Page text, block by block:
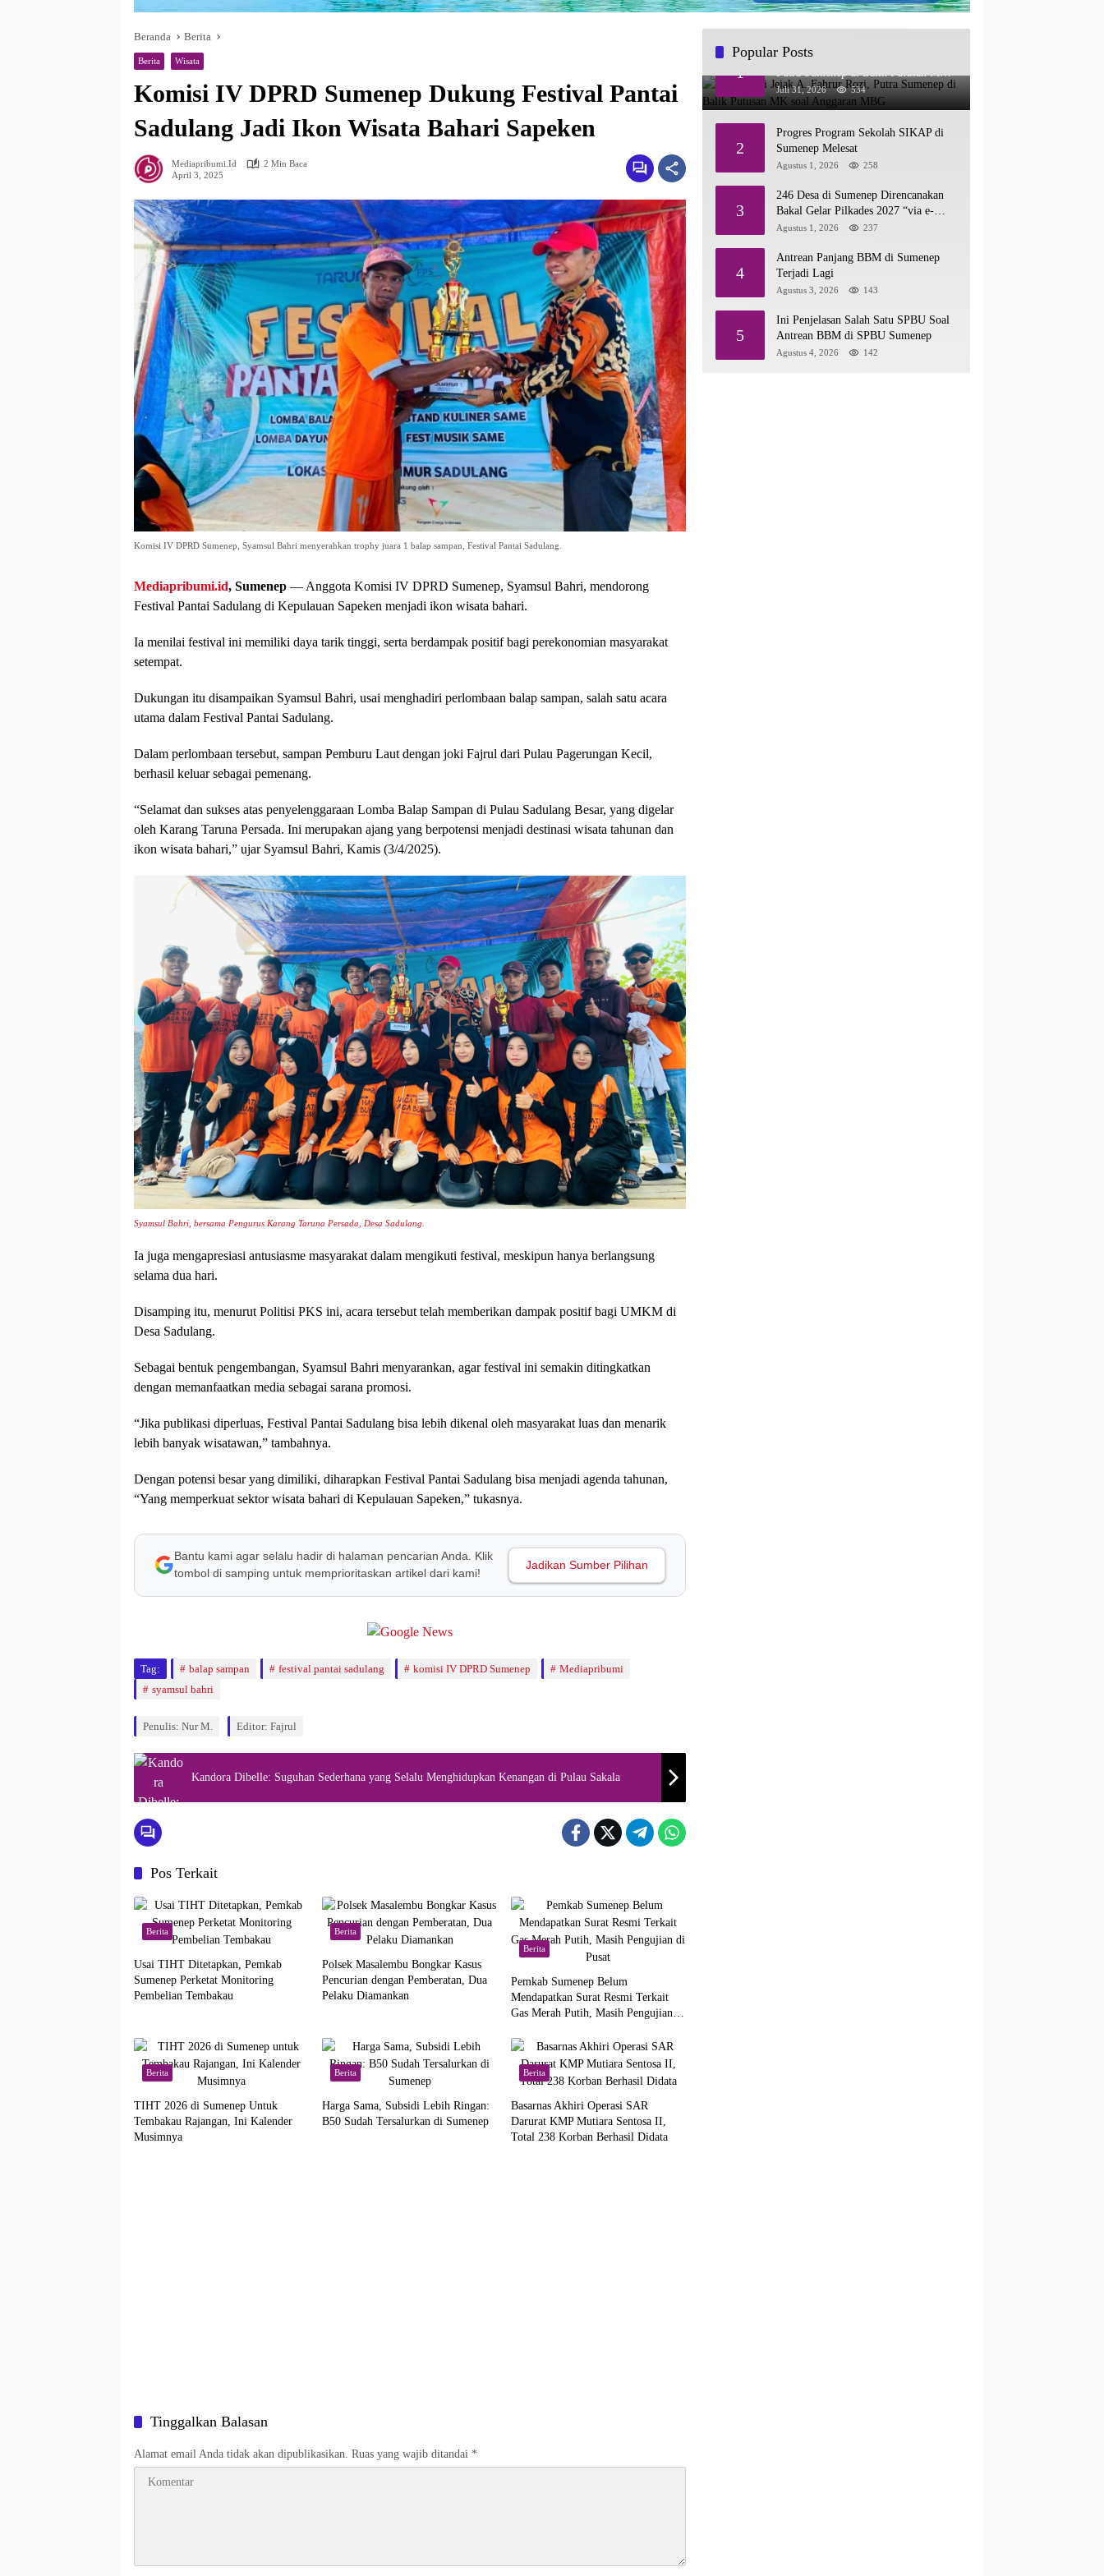
Beranda Berita
Berita Wisata
Komisi IV DPRD Sumenep Dukung Festival Pantai
Sadulang Jadi Ikon Wisata Bahari Sapeken
Mediapribumi.id
2 Min Baca
April 3, 2025
Komisi IV DPRD Sumenep, Syamsul Bahri menyerahkan trophy juara 1 balap sampan, Festival Pantai Sadulang.
Mediapribumi.id, Sumenep — Anggota Komisi IV DPRD Sumenep, Syamsul Bahri, mendorong
Festival Pantai Sadulang di Kepulauan Sapeken menjadi ikon wisata bahari.
Ia menilai festival ini memiliki daya tarik tinggi, serta berdampak positif bagi perekonomian masyarakat
setempat.
Dukungan itu disampaikan Syamsul Bahri, usai menghadiri perlombaan balap sampan, salah satu acara
utama dalam Festival Pantai Sadulang.
Dalam perlombaan tersebut, sampan Pemburu Laut dengan joki Fajrul dari Pulau Pagerungan Kecil,
berhasil keluar sebagai pemenang.
“Selamat dan sukses atas penyelenggaraan Lomba Balap Sampan di Pulau Sadulang Besar, yang digelar
oleh Karang Taruna Persada. Ini merupakan ajang yang berpotensi menjadi destinasi wisata tahunan dan
ikon wisata bahari,” ujar Syamsul Bahri, Kamis (3/4/2025).
Syamsul Bahri, bersama Pengurus Karang Taruna Persada, Desa Sadulang.
Ia juga mengapresiasi antusiasme masyarakat dalam mengikuti festival, meskipun hanya berlangsung
selama dua hari.
Disamping itu, menurut Politisi PKS ini, acara tersebut telah memberikan dampak positif bagi UMKM di
Desa Sadulang.
Sebagai bentuk pengembangan, Syamsul Bahri menyarankan, agar festival ini semakin ditingkatkan
dengan memanfaatkan media sebagai sarana promosi.
“Jika publikasi diperluas, Festival Pantai Sadulang bisa lebih dikenal oleh masyarakat luas dan menarik
lebih banyak wisatawan,” tambahnya.
Dengan potensi besar yang dimiliki, diharapkan Festival Pantai Sadulang bisa menjadi agenda tahunan,
“Yang memperkuat sektor wisata bahari di Kepulauan Sapeken,” tukasnya.
Bantu kami agar selalu hadir di halaman pencarian Anda. Klik
tombol di samping untuk memprioritaskan artikel dari kami!
Jadikan Sumber Pilihan
Tag: balap sampan festival pantai sadulang komisi IV DPRD Sumenep
Mediapribumi
syamsul bahri
Penulis: Nur M. Editor: Fajrul
Kandora Dibelle: Suguhan Sederhana yang Selalu Menghidupkan Kenangan di Pulau Sakala
Pos Terkait
Berita
Usai TIHT Ditetapkan, Pemkab
Sumenep Perketat Monitoring
Pembelian Tembakau
Berita
Polsek Masalembu Bongkar Kasus
Pencurian dengan Pemberatan, Dua
Pelaku Diamankan
Berita
Pemkab Sumenep Belum
Mendapatkan Surat Resmi Terkait
Gas Merah Putih, Masih Pengujian di
Berita
TIHT 2026 di Sumenep Untuk
Tembakau Rajangan, Ini Kalender
Musimnya
Berita
Harga Sama, Subsidi Lebih Ringan:
B50 Sudah Tersalurkan di Sumenep
Berita
Basarnas Akhiri Operasi SAR
Darurat KMP Mutiara Sentosa II,
Total 238 Korban Berhasil Didata
Tinggalkan Balasan
Alamat email Anda tidak akan dipublikasikan. Ruas yang wajib ditandai *
Popular Posts
1
Menelusuri Jejak A. Fahrur Rozi,
Putra Sumenep di Balik Putusan MK
soal Anggaran MBG
Juli 31, 2026 534
2
Progres Program Sekolah SIKAP di
Sumenep Melesat
Agustus 1, 2026 258
3
246 Desa di Sumenep Direncanakan
Bakal Gelar Pilkades 2027 “via e-
Voting”
Agustus 1, 2026 237
4
Antrean Panjang BBM di Sumenep
Terjadi Lagi
Agustus 3, 2026 143
5
Ini Penjelasan Salah Satu SPBU Soal
Antrean BBM di SPBU Sumenep
Agustus 4, 2026 142